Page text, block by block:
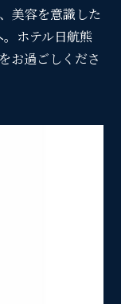
美容を意識した
ホテル日航熊
お過ごしくださ